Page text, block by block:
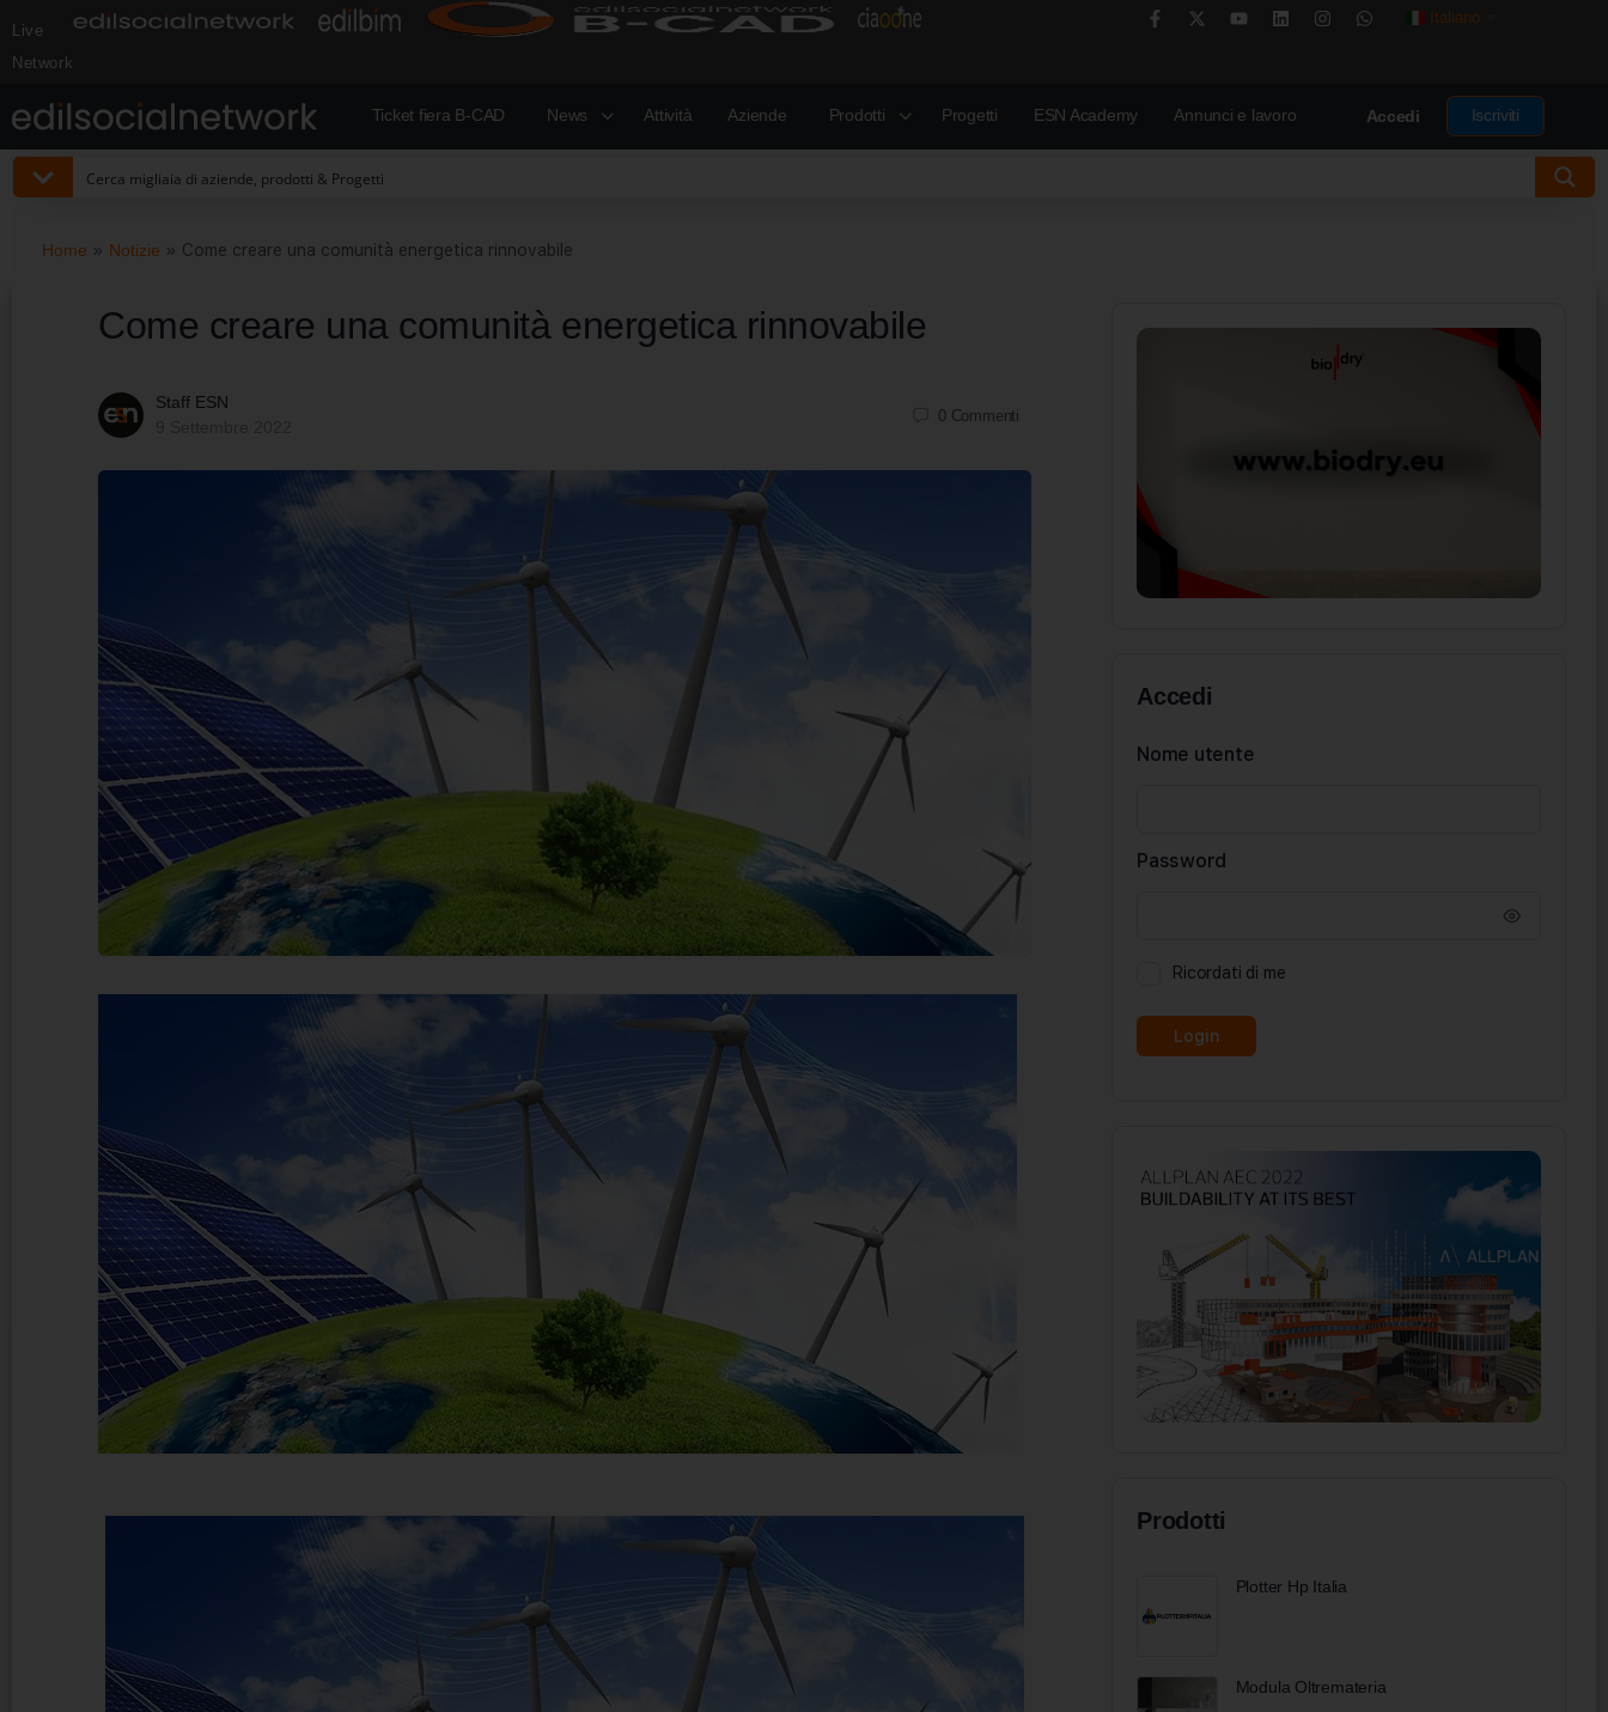
Live
Network
Italiano
Ticket fiera B-CAD News Attività Aziende Prodotti Progetti ESN Academy Annunci e lavoro Accedi Iscriviti
Home » Notizie » Come creare una comunità energetica rinnovabile
Come creare una comunità energetica rinnovabile
Staff ESN
0 Commenti
Accedi
Nome utente
Password
Ricordati di me
Prodotti
Plotter Hp Italia
Modula Oltremateria